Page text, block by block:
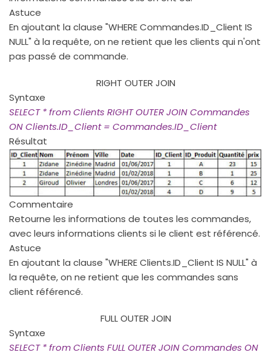
Astuce
En ajoutant la clause "WHERE Commandes.ID_Client IS
NULL" à la requête, on ne retient que les clients qui n'ont
pas passé de commande.
RIGHT OUTER JOIN
Syntaxe
SELECT * from Clients RIGHT OUTER JOIN Commandes
ON Clients.ID_Client = Commandes.ID_Client
Résultat
Commentaire
Retourne les informations de toutes les commandes,
avec leurs informations clients si le client est référencé.
Astuce
En ajoutant la clause "WHERE Clients.ID_Client IS NULL" à
la requête, on ne retient que les commandes sans
client référencé.
FULL OUTER JOIN
Syntaxe
SELECT * from Clients FULL OUTER JOIN Commandes ON